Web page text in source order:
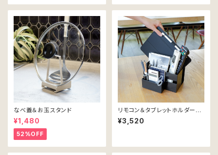
なべ蓋＆お玉スタンド
¥1,480
52%OFF
リモコン＆タブレットホルダー
（ポケット付）
¥3,520